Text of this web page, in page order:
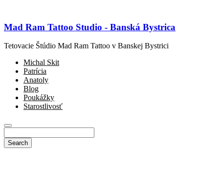
Mad Ram Tattoo Studio - Banská Bystrica
Tetovacie Štúdio Mad Ram Tattoo v Banskej Bystrici
Michal Skit
Patrícia
Anatoly
Blog
Poukážky
Starostlivosť